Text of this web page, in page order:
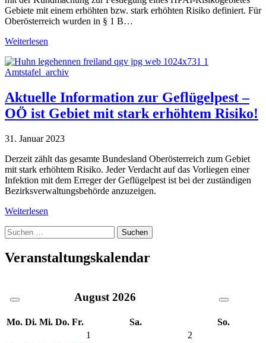
Gebiete mit einem erhöhten bzw. stark erhöhten Risiko definiert. Für
Oberösterreich wurden in § 1 B…
Weiterlesen
Amtstafel_archiv
Aktuelle Information zur Geflügelpest –
OÖ ist Gebiet mit stark erhöhtem Risiko!
31. Januar 2023
Derzeit zählt das gesamte Bundesland Oberösterreich zum Gebiet
mit stark erhöhtem Risiko. Jeder Verdacht auf das Vorliegen einer
Infektion mit dem Erreger der Geflügelpest ist bei der zuständigen
Bezirksverwaltungsbehörde anzuzeigen.
Weiterlesen
Suche
nach:
Veranstaltungskalendar
August 2026
Mo. Di. Mi. Do. Fr. Sa.
So.
1
2